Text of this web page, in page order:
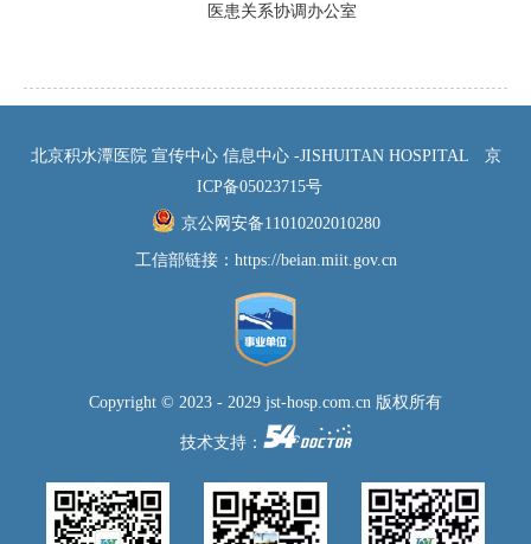
医患关系协调办公室
北京积水潭医院 宣传中心 信息中心 -JISHUITAN HOSPITAL
京
ICP备05023715号
京公网安备11010202010280
工信部链接： https://beian.miit.gov.cn
Copyright © 2023 - 2029 jst-hosp.com.cn 版权所有
技术支持：